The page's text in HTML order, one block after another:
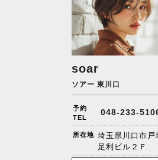
soar
ソアー 東川口
予約
TEL
048-233-
所在地 埼玉県川口市戸
足利ビル２Ｆ